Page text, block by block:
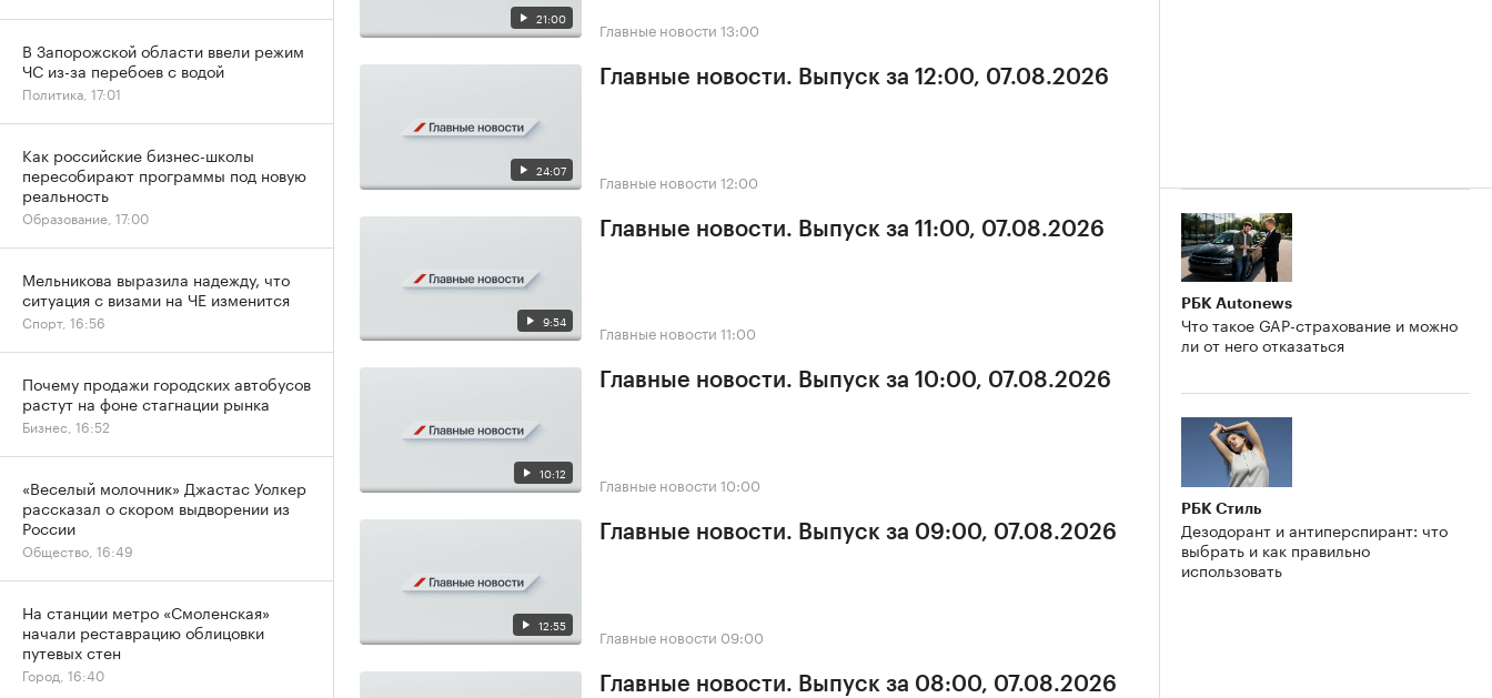
21:00 Главные новости 13:00
24:07
Главные новости. Выпуск за 12:00, 07.08.2026
Главные новости 12:00
9:54
Главные новости. Выпуск за 11:00, 07.08.2026
Главные новости 11:00
10:12
Главные новости. Выпуск за 10:00, 07.08.2026
Главные новости 10:00
12:55
Главные новости. Выпуск за 09:00, 07.08.2026
Главные новости 09:00
Главные новости. Выпуск за 08:00, 07.08.2026
РБК Autonews
Что такое GAP-страхование и можно
ли от него отказаться
РБК Стиль
Дезодорант и антиперспирант: что
выбрать и как правильно
использовать
В Запорожской области ввели режим
ЧС из-за перебоев с водой
Политика, 17:01
Как российские бизнес-школы
пересобирают программы под новую
реальность
Образование, 17:00
Мельникова выразила надежду, что
ситуация с визами на ЧЕ изменится
Спорт, 16:56
Почему продажи городских автобусов
растут на фоне стагнации рынка
Бизнес, 16:52
«Веселый молочник» Джастас Уолкер
рассказал о скором выдворении из
России
Общество, 16:49
На станции метро «Смоленская»
начали реставрацию облицовки
путевых стен
Город, 16:40